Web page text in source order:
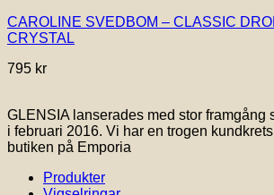
CAROLINE SVEDBOM – CLASSIC
CRYSTAL
795 kr
GLENSIA lanserades med stor framgång
i februari 2016. Vi har en trogen
butiken på Emporia
Produkter